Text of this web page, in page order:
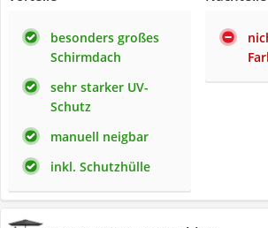
besonders großes
Schirmdach
sehr starker UV-
Schutz
manuell neigbar
inkl. Schutzhülle